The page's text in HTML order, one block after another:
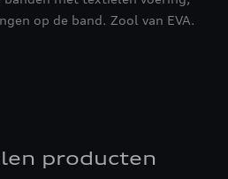
op de band. Zool van EVA.
producten